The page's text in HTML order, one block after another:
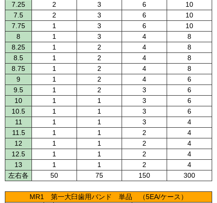
7.25
2 3 6
10
7.5
2 3 6
10
7.75
1 3 6
10
8
1 3 4
8
8.25
1 2 4
8
8.5
1 2 4
8
8.75
1 2 4
8
9
1 2 4
6
9.5
1 2 3
6
10
1 1 3
6
10.5
1 1 3
6
11
1 1 3
4
11.5
1 1 2
4
12
1 1 2
4
12.5
1 1 2
4
13
1 1 2
4
左右各
50 75 150 300
MR1 第一大臼歯用バンド 単品 （5EA/ケース）